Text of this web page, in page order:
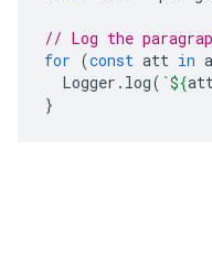
// Log the
for (const att in
Logger . log( `${
}